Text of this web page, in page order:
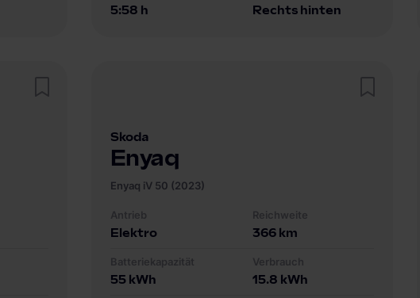
5:58 h Rechts hinten
Skoda
Enyaq
Enyaq iV 50 (2023)
Antrieb
Elektro
Reichweite
366km
Batteriekapazität
55 kWh
Verbrauch
15.8 kWh